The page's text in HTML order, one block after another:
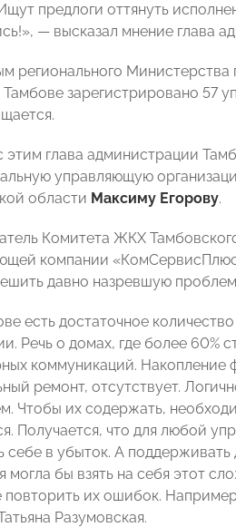
предлоги оттянуть
— высказал мнение глава
регионального Министерства
Тамбове зарегистрировано 57
этим глава администрации
управляющую
области Максиму Егорову.
Комитета ЖКХ
компании
давно назревшую
есть достаточное
Речь о домах, где более 60%
коммуникаций. Накопление
ремонт, отсутствует.
Чтобы их содержать,
Получается, что для любой
себе в убыток. А
могла бы взять на себя этот
повторить их ошибок.
Разумовская.